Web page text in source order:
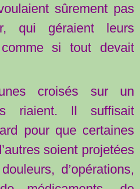
sûrement pas
qui géraient leurs
si tout devait
croisés sur un
riaient. Il suffisait
pour que certaines
soient projetées
d’opérations,